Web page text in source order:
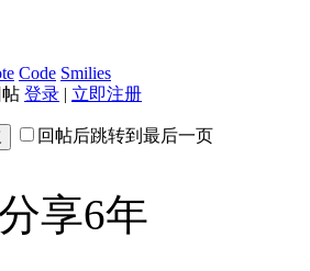
Code Smilies
登录 | 立即注册
回帖后跳转到最后一页
享6年